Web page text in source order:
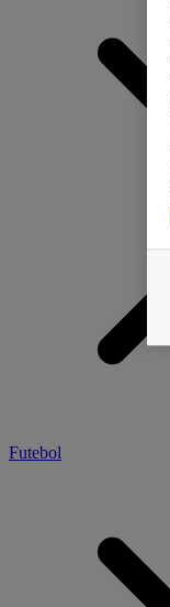
Futebol